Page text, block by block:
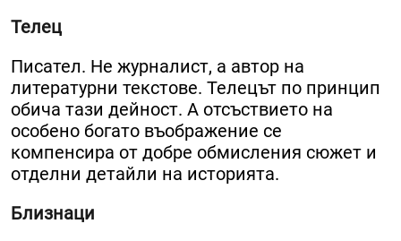
Телец
Писател. Не журналист, а автор на
литературни текстове. Телецът по принцип
обича тази дейност. А отсъствието на
особено богато въображение се
компенсира от добре обмисления сюжет и
отделни детайли на историята.
Близнаци